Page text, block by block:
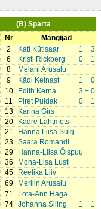
(B) Sparta
Nr
Mängijad
2
1 + 3
Kati Kütisaar
6
0 + 1
Kristi Rickberg
8
Melani Arusalu
9
1 + 0
Kädi Keinast
10
3 + 0
Edith Kerna
11
0 + 1
Piret Puidak
13
Karina Girs
20
Kadre Lahtmets
21
Hanna Liisa Sulg
23
Saara Romandi
29
Hanna-Liisa Õispuu
36
Mona-Lisa Lusti
45
Reelika Liiv
69
Merliin Arusalu
71
Lota-Ann Haga
74
1 + 1
Johanna Siling